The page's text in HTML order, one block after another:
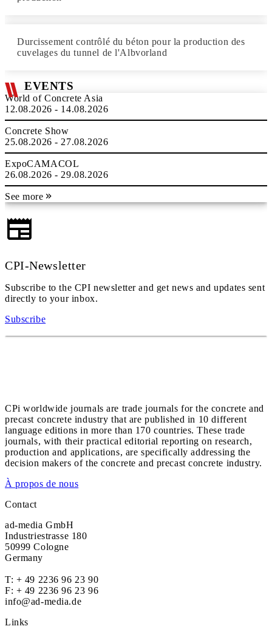
Durcissement contrôlé du béton pour la production des
cuvelages du tunnel de l'Albvorland
EVENTS
World of Concrete Asia
12.08.2026 - 14.08.2026
Concrete Show
25.08.2026 - 27.08.2026
ExpoCAMACOL
26.08.2026 - 29.08.2026
See more
CPI-Newsletter
Subscribe to the CPI newsletter and get news and updates sent
directly to your inbox.
Subscribe
CPi worldwide journals are trade journals for the concrete and
precast concrete industry that are published in 10 different
language editions in more than 170 countries. These trade
journals, with their practical editorial reporting on research,
production and applications, are specifically addressing the
decision makers of the concrete and precast concrete industry.
À propos de nous
Contact
ad-media GmbH
Industriestrasse 180
50999 Cologne
Germany
T: + 49 2236 96 23 90
F: + 49 2236 96 23 96
info@ad-media.de
Links